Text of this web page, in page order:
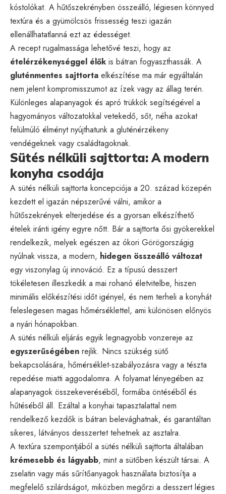
kóstolókat. A hűtőszekrényben összeálló, légiesen könnyed
textúra és a gyümölcsös frissesség teszi igazán
ellenállhatatlanná ezt az édességet.
A recept rugalmassága lehetővé teszi, hogy az
ételérzékenységgel élők is bátran fogyaszthassák. A
gluténmentes sajttorta elkészítése ma már egyáltalán
nem jelent kompromisszumot az ízek vagy az állag terén.
Különleges alapanyagok és apró trükkök segítségével a
hagyományos változatokkal vetekedő, sőt, néha azokat
felülmúló élményt nyújthatunk a gluténérzékeny
vendégeknek vagy családtagoknak.
Sütés nélküli sajttorta: A modern
konyha csodája
A sütés nélküli sajttorta koncepciója a 20. század közepén
kezdett el igazán népszerűvé válni, amikor a
hűtőszekrények elterjedése és a gyorsan elkészíthető
ételek iránti igény egyre nőtt. Bár a sajttorta ősi gyökerekkel
rendelkezik, melyek egészen az ókori Görögországig
nyúlnak vissza, a modern, hidegen összeálló változat
egy viszonylag új innováció. Ez a típusú desszert
tökéletesen illeszkedik a mai rohanó életvitelbe, hiszen
minimális előkészítési időt igényel, és nem terheli a konyhát
feleslegesen magas hőmérséklettel, ami különösen előnyös
a nyári hónapokban.
A sütés nélküli eljárás egyik legnagyobb vonzereje az
egyszerűségében rejlik. Nincs szükség sütő
bekapcsolására, hőmérséklet-szabályozásra vagy a tészta
repedése miatti aggodalomra. A folyamat lényegében az
alapanyagok összekeveréséből, formába öntéséből és
hűtéséből áll. Ezáltal a konyhai tapasztalattal nem
rendelkező kezdők is bátran belevághatnak, és garantáltan
sikeres, látványos desszertet tehetnek az asztalra.
A textúra szempontjából a sütés nélküli sajttorta általában
krémesebb és lágyabb, mint a sütőben készült társai. A
zselatin vagy más sűrítőanyagok használata biztosítja a
megfelelő szilárdságot, miközben megőrzi a desszert légies